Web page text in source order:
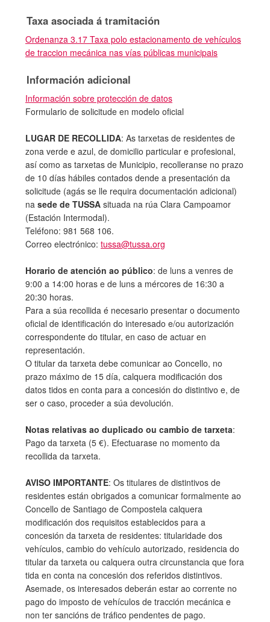
Taxa asociada á tramitación
Ordenanza 3.17 Taxa polo estacionamento de vehículos
de traccion mecánica nas vías públicas municipais
Información adicional
Información sobre protección de datos
Formulario de solicitude en modelo oficial
LUGAR DE RECOLLIDA: As tarxetas de residentes de
zona verde e azul, de domicilio particular e profesional,
así como as tarxetas de Municipio, recolleranse no prazo
de 10 días hábiles contados dende a presentación da
solicitude (agás se lle requira documentación adicional)
na sede de TUSSA situada na rúa Clara Campoamor
(Estación Intermodal).
Teléfono: 981 568 106.
Correo electrónico: tussa@tussa.org
Horario de atención ao público: de luns a venres de
9:00 a 14:00 horas e de luns a mércores de 16:30 a
20:30 horas.
Para a súa recollida é necesario presentar o documento
oficial de identificación do interesado e/ou autorización
correspondente do titular, en caso de actuar en
representación.
O titular da tarxeta debe comunicar ao Concello, no
prazo máximo de 15 día, calquera modificación dos
datos tidos en conta para a concesión do distintivo e, de
ser o caso, proceder a súa devolución.
Notas relativas ao duplicado ou cambio de tarxeta:
Pago da tarxeta (5 €). Efectuarase no momento da
recollida da tarxeta.
AVISO IMPORTANTE: Os titulares de distintivos de
residentes están obrigados a comunicar formalmente ao
Concello de Santiago de Compostela calquera
modificación dos requisitos establecidos para a
concesión da tarxeta de residentes: titularidade dos
vehículos, cambio do vehículo autorizado, residencia do
titular da tarxeta ou calquera outra circunstancia que fora
tida en conta na concesión dos referidos distintivos.
Asemade, os interesados deberán estar ao corrente no
pago do imposto de vehículos de tracción mecánica e
non ter sancións de tráfico pendentes de pago.